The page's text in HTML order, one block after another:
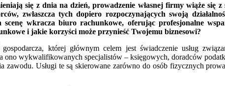
się z dnia na dzień, prowadzenie własnej firmy wiąże się
zwłaszcza tych dopiero rozpoczynających swoją
wkracza biuro rachunkowe, oferując profesjonalne
i jakie korzyści może przynieść Twojemu biznesowi?
której głównym celem jest świadczenie usług
wykwalifikowanych specjalistów – księgowych, doradców
Usługi te są skierowane zarówno do osób fizycznych